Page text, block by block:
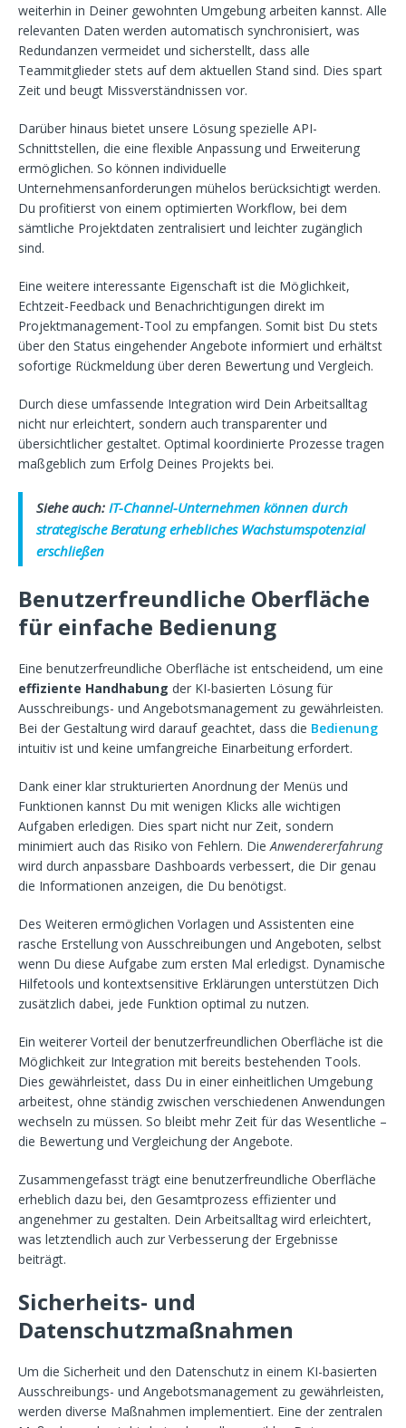
weiterhin in Deiner gewohnten Umgebung arbeiten kannst. Alle
relevanten Daten werden automatisch synchronisiert, was
Redundanzen vermeidet und sicherstellt, dass alle
Teammitglieder stets auf dem aktuellen Stand sind. Dies spart
Zeit und beugt Missverständnissen vor.
Darüber hinaus bietet unsere Lösung spezielle API-
Schnittstellen, die eine flexible Anpassung und Erweiterung
ermöglichen. So können individuelle
Unternehmensanforderungen mühelos berücksichtigt werden.
Du profitierst von einem optimierten Workflow, bei dem
sämtliche Projektdaten zentralisiert und leichter zugänglich
sind.
Eine weitere interessante Eigenschaft ist die Möglichkeit,
Echtzeit-Feedback und Benachrichtigungen direkt im
Projektmanagement-Tool zu empfangen. Somit bist Du stets
über den Status eingehender Angebote informiert und erhältst
sofortige Rückmeldung über deren Bewertung und Vergleich.
Durch diese umfassende Integration wird Dein Arbeitsalltag
nicht nur erleichtert, sondern auch transparenter und
übersichtlicher gestaltet. Optimal koordinierte Prozesse tragen
maßgeblich zum Erfolg Deines Projekts bei.
Siehe auch: IT-Channel-Unternehmen können durch
strategische Beratung erhebliches Wachstumspotenzial
erschließen
Benutzerfreundliche Oberfläche
für einfache Bedienung
Eine benutzerfreundliche Oberfläche ist entscheidend, um eine
effiziente Handhabung der KI-basierten Lösung für
Ausschreibungs- und Angebotsmanagement zu gewährleisten.
Bei der Gestaltung wird darauf geachtet, dass die Bedienung
intuitiv ist und keine umfangreiche Einarbeitung erfordert.
Dank einer klar strukturierten Anordnung der Menüs und
Funktionen kannst Du mit wenigen Klicks alle wichtigen
Aufgaben erledigen. Dies spart nicht nur Zeit, sondern
minimiert auch das Risiko von Fehlern. DieAnwendererfahrung
wird durch anpassbare Dashboards verbessert, die Dir genau
die Informationen anzeigen, die Du benötigst.
Des Weiteren ermöglichen Vorlagen und Assistenten eine
rasche Erstellung von Ausschreibungen und Angeboten, selbst
wenn Du diese Aufgabe zum ersten Mal erledigst. Dynamische
Hilfetools und kontextsensitive Erklärungen unterstützen Dich
zusätzlich dabei, jede Funktion optimal zu nutzen.
Ein weiterer Vorteil der benutzerfreundlichen Oberfläche ist die
Möglichkeit zur Integration mit bereits bestehenden Tools.
Dies gewährleistet, dass Du in einer einheitlichen Umgebung
arbeitest, ohne ständig zwischen verschiedenen Anwendungen
wechseln zu müssen. So bleibt mehr Zeit für das Wesentliche –
die Bewertung und Vergleichung der Angebote.
Zusammengefasst trägt eine benutzerfreundliche Oberfläche
erheblich dazu bei, den Gesamtprozess effizienter und
angenehmer zu gestalten. Dein Arbeitsalltag wird erleichtert,
was letztendlich auch zur Verbesserung der Ergebnisse
beiträgt.
Sicherheits- und
Datenschutzmaßnahmen
Um die Sicherheit und den Datenschutz in einem KI-basierten
Ausschreibungs- und Angebotsmanagement zu gewährleisten,
werden diverse Maßnahmen implementiert. Eine der zentralen